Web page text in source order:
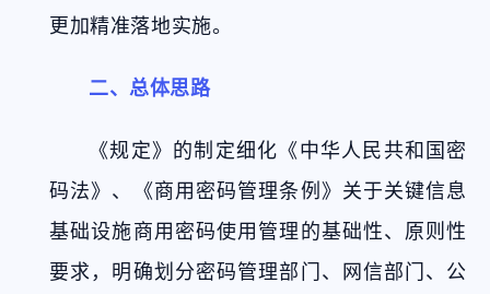
更加精准落地实施。
二、总体思路
《规定》的制定细化《中华人民共和国密
码法》、《商用密码管理条例》关于关键信息
基础设施商用密码使用管理的基础性、原则性
要求，明确划分密码管理部门、网信部门、公